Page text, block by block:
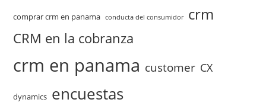
comprar crm en panama conducta del consumidor crm
CRM en la cobranza
crm en panama customer CX
dynamics encuestas